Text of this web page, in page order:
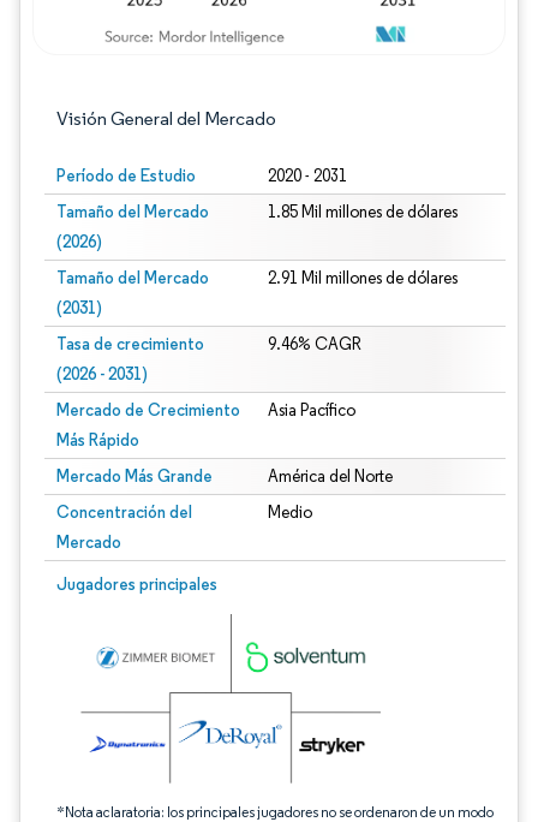
Visión General del Mercado
Período de Estudio 2020 - 2031
Tamaño del Mercado
(2026)
1.85 Mil millones de dólares
Tamaño del Mercado
(2031)
2.91 Mil millones de dólares
Tasa de crecimiento
(2026 - 2031)
9.46% CAGR
Mercado de Crecimiento
Más Rápido
Asia Pacífico
Mercado Más Grande América del Norte
Concentración del
Mercado
Medio
Jugadores principales
*Nota aclaratoria: los principales jugadores no se ordenaron de un modo
Imagen © Mordor Intelligence. El uso requiere atribución según CC BY 4.0.